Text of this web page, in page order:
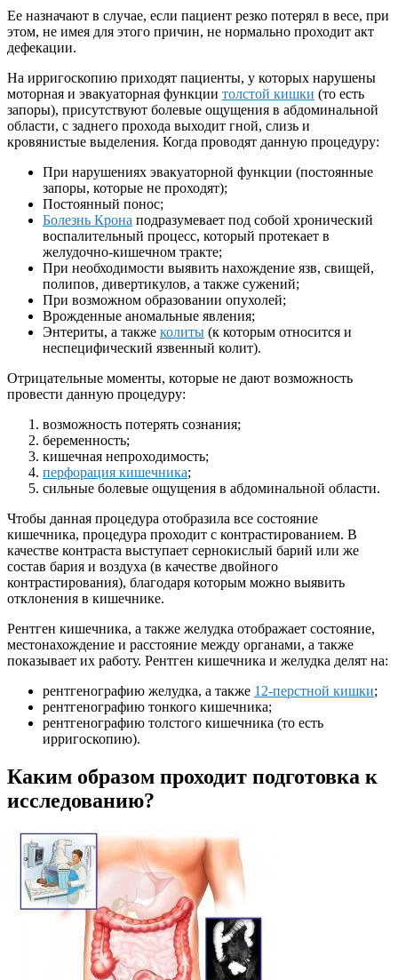
Ее назначают в случае, если пациент резко потерял в весе, при
этом, не имея для этого причин, не нормально проходит акт
дефекации.
На ирригоскопию приходят пациенты, у которых нарушены
моторная и эвакуаторная функции толстой кишки (то есть
запоры), присутствуют болевые ощущения в абдоминальной
области, с заднего прохода выходит гной, слизь и
кровянистые выделения. Когда проводят данную процедуру:
При нарушениях эвакуаторной функции (постоянные
запоры, которые не проходят);
Постоянный понос;
Болезнь Крона подразумевает под собой хронический
воспалительный процесс, который протекает в
желудочно-кишечном тракте;
При необходимости выявить нахождение язв, свищей,
полипов, дивертикулов, а также сужений;
При возможном образовании опухолей;
Врожденные аномальные явления;
Энтериты, а также колиты (к которым относится и
неспецифический язвенный колит).
Отрицательные моменты, которые не дают возможность
провести данную процедуру:
возможность потерять сознания;
беременность;
кишечная непроходимость;
перфорация кишечника;
сильные болевые ощущения в абдоминальной области.
Чтобы данная процедура отобразила все состояние
кишечника, процедура проходит с контрастированием. В
качестве контраста выступает сернокислый барий или же
состав бария и воздуха (в качестве двойного
контрастирования), благодаря которым можно выявить
отклонения в кишечнике.
Рентген кишечника, а также желудка отображает состояние,
местонахождение и расстояние между органами, а также
показывает их работу. Рентген кишечника и желудка делят на:
рентгенографию желудка, а также 12-перстной кишки;
рентгенографию тонкого кишечника;
рентгенографию толстого кишечника (то есть
ирригоскопию).
Каким образом проходит подготовка к
исследованию?